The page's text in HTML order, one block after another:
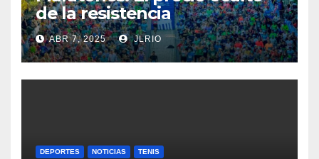
de la resistencia
ABR 7, 2025 JLRIO
DEPORTES NOTICIAS TENIS